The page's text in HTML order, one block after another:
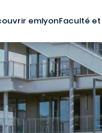
emlyonFaculté